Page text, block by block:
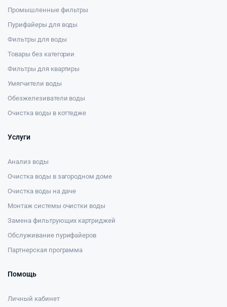
Промышленные фильтры
Пурифайеры для воды
Фильтры для воды
Товары без категории
Фильтры для квартиры
Умягчители воды
Обезжелезиватели воды
Очистка воды в коттедже
Услуги
Анализ воды
Очистка воды в загородном доме
Очистка воды на даче
Монтаж системы очистки воды
Замена фильтрующих картриджей
Обслуживание пурифайеров
Партнерская программа
Помощь
Личный кабинет